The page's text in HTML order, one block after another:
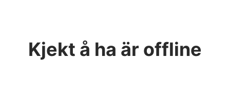
Kjekt å ha är offline